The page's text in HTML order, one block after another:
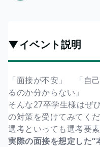
▼イベント説明
「面接が不安」 「自
るのか分からない」
そんな27卒学生様はぜ
の対策を受けてみてくだ
選考といっても選考要素
実際の面接を想定した“